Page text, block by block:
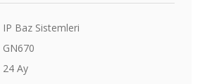
IP Baz Sistemleri
GN670
24 Ay